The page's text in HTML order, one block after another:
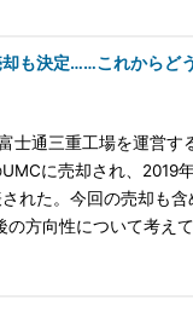
も決定……これからど
士通三重工場を運営す
に売却され、2019
れた。今回の売却も含
の方向性について考えて